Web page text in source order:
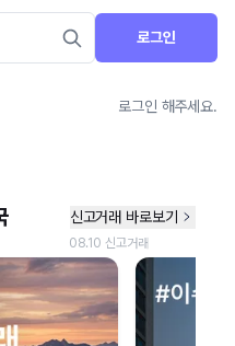
로그인
로그인 해주세요.